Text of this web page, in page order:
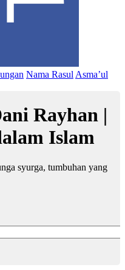
Nama Rasul Asma’ul
Rayhan |
Islam
syurga, tumbuhan yang